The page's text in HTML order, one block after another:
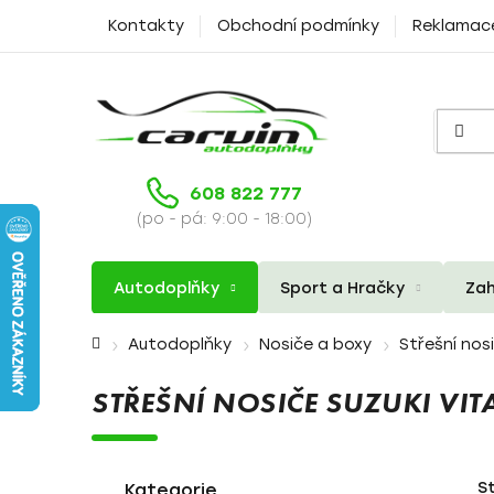
Kontakty Obchodní podmínky
608 822 777
(po - pá: 9:00 - 18:00)
Autodoplňky Sport a Hračky
Domů Autodoplňky Nosiče a boxy Střešní
STŘEŠNÍ NOSIČE SUZUKI